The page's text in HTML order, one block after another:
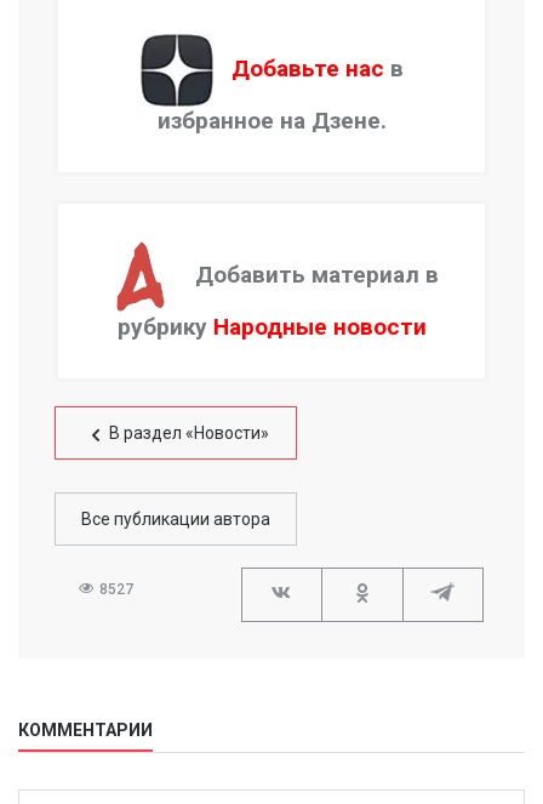
Добавьте нас в
избранное на Дзене.
Добавить материал в
рубрику Народные новости
В раздел «Новости»
Все публикации автора
8527
КОММЕНТАРИИ